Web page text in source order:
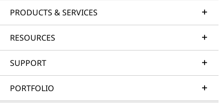
PRODUCTS & SERVICES
RESOURCES
SUPPORT
PORTFOLIO